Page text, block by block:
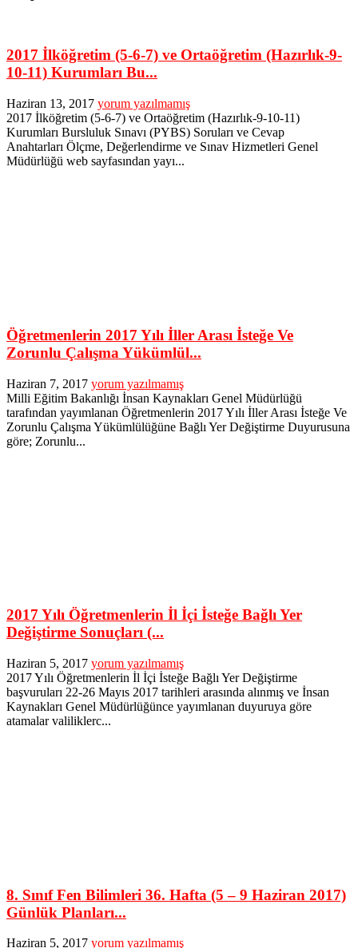
2017 İlköğretim (5-6-7) ve Ortaöğretim (Hazırlık-9-
10-11) Kurumları Bu...
Haziran 13, 2017 yorum yazılmamış
2017 İlköğretim (5-6-7) ve Ortaöğretim (Hazırlık-9-10-11)
Kurumları Bursluluk Sınavı (PYBS) Soruları ve Cevap
Anahtarları Ölçme, Değerlendirme ve Sınav Hizmetleri Genel
Müdürlüğü web sayfasından yayı...
Öğretmenlerin 2017 Yılı İller Arası İsteğe Ve
Zorunlu Çalışma Yükümlül...
Haziran 7, 2017 yorum yazılmamış
Milli Eğitim Bakanlığı İnsan Kaynakları Genel Müdürlüğü
tarafından yayımlanan Öğretmenlerin 2017 Yılı İller Arası İsteğe Ve
Zorunlu Çalışma Yükümlülüğüne Bağlı Yer Değiştirme Duyurusuna
göre; Zorunlu...
2017 Yılı Öğretmenlerin İl İçi İsteğe Bağlı Yer
Değiştirme Sonuçları (...
Haziran 5, 2017 yorum yazılmamış
2017 Yılı Öğretmenlerin İl İçi İsteğe Bağlı Yer Değiştirme
başvuruları 22-26 Mayıs 2017 tarihleri arasında alınmış ve İnsan
Kaynakları Genel Müdürlüğünce yayımlanan duyuruya göre
atamalar valiliklerc...
8. Sınıf Fen Bilimleri 36. Hafta (5 – 9 Haziran 2017)
Günlük Planları...
Haziran 5, 2017 yorum yazılmamış